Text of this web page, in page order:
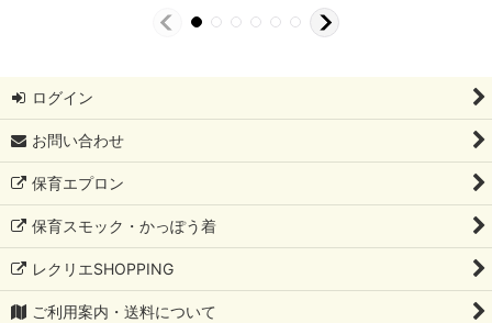
ログイン
お問い合わせ
保育エプロン
保育スモック・かっぽう着
レクリエSHOPPING
ご利用案内・送料について